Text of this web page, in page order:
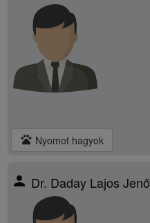
pets Nyomot hagyok
person Dr. Daday Lajos Jenő